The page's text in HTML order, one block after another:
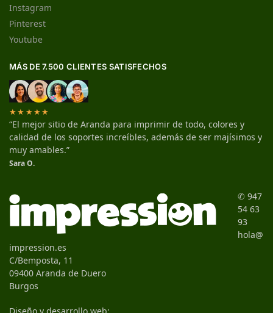
Instagram
Pinterest
Youtube
MÁS DE 7.500 CLIENTES SATISFECHOS
★★★★★
“El mejor sitio de Aranda para imprimir de todo, colores y
calidad de los soportes increíbles, además de ser majísimos y
muy amables.”
Sara O.
✆ 947
54 63
93
hola@
impression.es
C/Bemposta, 11
09400 Aranda de Duero
Burgos
Diseño y desarrollo web: